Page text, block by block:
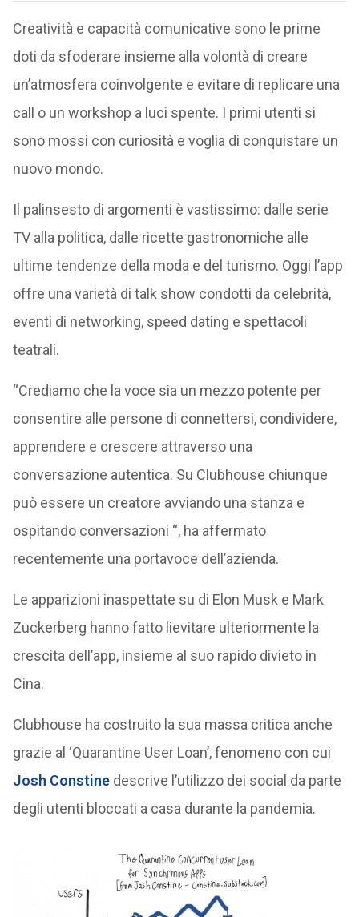
Creatività e capacità comunicative sono le prime
doti da sfoderare insieme alla volontà di creare
un’atmosfera coinvolgente e evitare di replicare una
call o un workshop a luci spente. I primi utenti si
sono mossi con curiosità e voglia di conquistare un
nuovo mondo.
Il palinsesto di argomenti è vastissimo: dalle serie
TV alla politica, dalle ricette gastronomiche alle
ultime tendenze della moda e del turismo. Oggi l’app
offre una varietà di talk show condotti da celebrità,
eventi di networking, speed dating e spettacoli
teatrali.
“Crediamo che la voce sia un mezzo potente per
consentire alle persone di connettersi, condividere,
apprendere e crescere attraverso una
conversazione autentica. Su Clubhouse chiunque
può essere un creatore avviando una stanza e
ospitando conversazioni “, ha affermato
recentemente una portavoce dell’azienda.
Le apparizioni inaspettate su di Elon Musk e Mark
Zuckerberg hanno fatto lievitare ulteriormente la
crescita dell’app, insieme al suo rapido divieto in
Cina.
Clubhouse ha costruito la sua massa critica anche
grazie al ‘Quarantine User Loan’, fenomeno con cui
Josh Constinedescrive l’utilizzo dei social da parte
degli utenti bloccati a casa durante la pandemia.